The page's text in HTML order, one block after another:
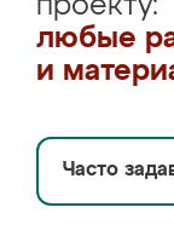
проекту:
любые
и
Часто